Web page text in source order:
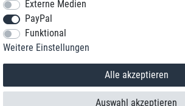
*Sie erreichen uns zum Ortstarif von Montag bis Freitag
© 2018 TOP TEN Computervertrieb GmbH
Externe Medien
PayPal
Funktional
Weitere Einstellungen
Alle akzeptieren
Auswahl akzeptieren